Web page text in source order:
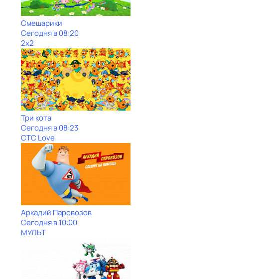
Смешарики
Сегодня в 08:20
2x2
Три кота
Сегодня в 08:23
СТС Love
Аркадий Паровозов
Сегодня в 10:00
МУЛЬТ